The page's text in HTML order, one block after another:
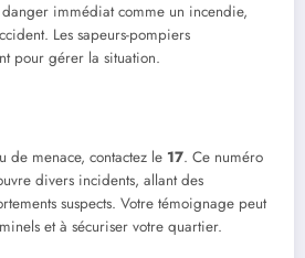
immédiat comme un incendie,
Les sapeurs-pompiers
pour gérer la situation.
de menace, contactez le 17. Ce numéro
divers incidents, allant des
suspects. Votre témoignage peut
et à sécuriser votre quartier.